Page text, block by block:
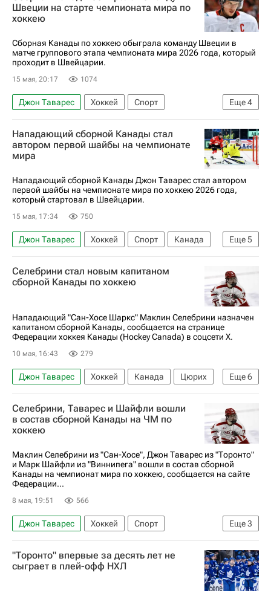
Габриэль Виларди
Чемпионат мира по хоккею
Швеции на старте чемпионата мира по
хоккею
Сборная Канады по хоккею обыграла команду Швеции в
матче группового этапа чемпионата мира 2026 года, который
проходит в Швейцарии.
15 мая, 20:17 1074
Еще4
Джон Таварес Хоккей
Спорт
Чемпионат мира по хоккею
Международная федерация хоккея (IIHF)
Райан О'Райлли
Нападающий сборной Канады стал
автором первой шайбы на чемпионате
мира
Нападающий сборной Канады Джон Таварес стал автором
первой шайбы на чемпионате мира по хоккею 2026 года,
который стартовал в Швейцарии.
15 мая, 17:34 750
Еще5
Джон Таварес Хоккей Спорт
Канада
Швейцария
Швеция
Торонто Мейпл Лифс
Международная федерация хоккея (IIHF)
Селебрини стал новым капитаном
сборной Канады по хоккею
Нападающий "Сан-Хосе Шаркс" Маклин Селебрини назначен
капитаном сборной Канады, сообщается на странице
Федерации хоккея Канады (Hockey Canada) в соцсети X.
10 мая, 16:43 279
Еще6
Джон Таварес Хоккей Канада
Цюрих
США
Райан О'Райлли
Нэшвилл Предаторз
Сан-Хосе Шаркс
Торонто Мейпл Лифс
Селебрини, Таварес и Шайфли вошли
в состав сборной Канады на ЧМ по
хоккею
Маклин Селебрини из "Сан-Хосе", Джон Таварес из "Торонто"
и Марк Шайфли из "Виннипега" вошли в состав сборной
Канады на чемпионат мира по хоккею, сообщается на сайте
Федерации...
8 мая, 19:51 566
Еще3
Джон Таварес Хоккей
Спорт
Марк Шайфли
Джет Гривз Канада
"Торонто" впервые за десять лет не
сыграет в плей-офф НХЛ